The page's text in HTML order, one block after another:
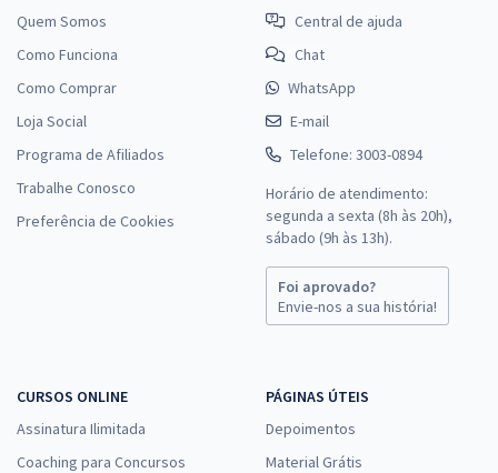
Quem Somos
Como Funciona
Como Comprar
Loja Social
Programa de Afiliados
Trabalhe Conosco
Preferência de Cookies
Central de ajuda
Chat
WhatsApp
E-mail
Telefone: 3003-0894
Horário de atendimento:
segunda a sexta (8h às 20h),
sábado (9h às 13h).
Foi aprovado?
Envie-nos a sua história!
CURSOS ONLINE
Assinatura Ilimitada
Coaching para Concursos
PÁGINAS ÚTEIS
Depoimentos
Material Grátis